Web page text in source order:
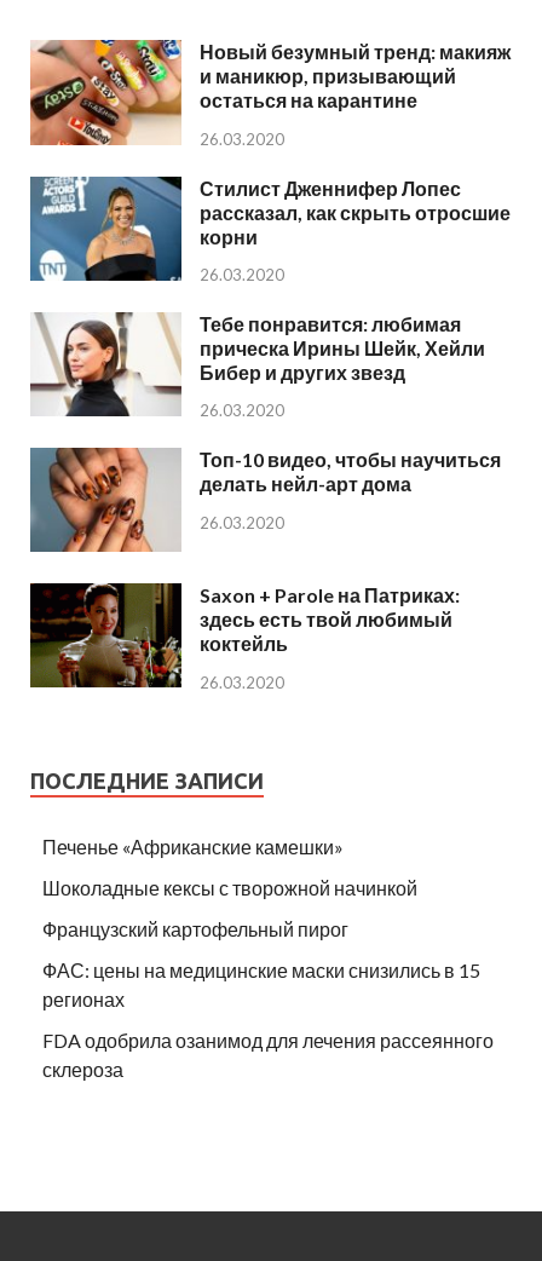
Новый безумный тренд: макияж
и маникюр, призывающий
остаться на карантине
26.03.2020
Стилист Дженнифер Лопес
рассказал, как скрыть отросшие
корни
26.03.2020
Тебе понравится: любимая
прическа Ирины Шейк, Хейли
Бибер и других звезд
26.03.2020
Топ-10 видео, чтобы научиться
делать нейл-арт дома
26.03.2020
Saxon + Parole на Патриках:
здесь есть твой любимый
коктейль
26.03.2020
ПОСЛЕДНИЕ ЗАПИСИ
Печенье «Африканские камешки»
Шоколадные кексы с творожной начинкой
Французский картофельный пирог
ФАС: цены на медицинские маски снизились в 15
регионах
FDA одобрила озанимод для лечения рассеянного
склероза